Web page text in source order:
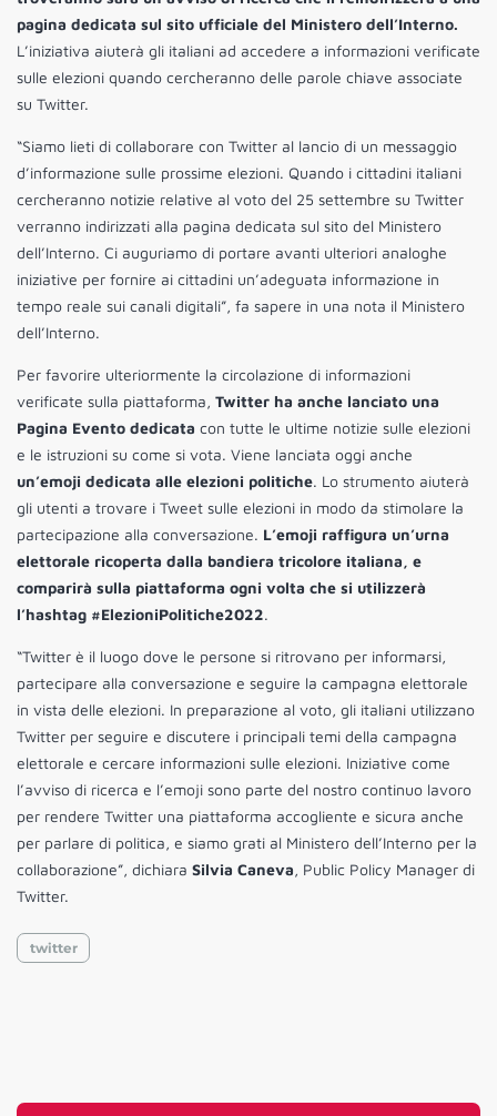
pagina dedicata sul sito ufficiale del Ministero dell’Interno.
L’iniziativa aiuterà gli italiani ad accedere a informazioni verificate
sulle elezioni quando cercheranno delle parole chiave associate
su Twitter.
“Siamo lieti di collaborare con Twitter al lancio di un messaggio
d’informazione sulle prossime elezioni. Quando i cittadini italiani
cercheranno notizie relative al voto del 25 settembre su Twitter
verranno indirizzati alla pagina dedicata sul sito del Ministero
dell’Interno. Ci auguriamo di portare avanti ulteriori analoghe
iniziative per fornire ai cittadini un’adeguata informazione in
tempo reale sui canali digitali”, fa sapere in una nota il Ministero
dell’Interno.
Per favorire ulteriormente la circolazione di informazioni
verificate sulla piattaforma, Twitter ha anche lanciato una
Pagina Evento dedicata con tutte le ultime notizie sulle elezioni
e le istruzioni su come si vota. Viene lanciata oggi anche
un’emoji dedicata alle elezioni politiche. Lo strumento aiuterà
gli utenti a trovare i Tweet sulle elezioni in modo da stimolare la
partecipazione alla conversazione. L’emoji raffigura un’urna
elettorale ricoperta dalla bandiera tricolore italiana, e
comparirà sulla piattaforma ogni volta che si utilizzerà
l’hashtag #ElezioniPolitiche2022.
“Twitter è il luogo dove le persone si ritrovano per informarsi,
partecipare alla conversazione e seguire la campagna elettorale
in vista delle elezioni. In preparazione al voto, gli italiani utilizzano
Twitter per seguire e discutere i principali temi della campagna
elettorale e cercare informazioni sulle elezioni. Iniziative come
l’avviso di ricerca e l’emoji sono parte del nostro continuo lavoro
per rendere Twitter una piattaforma accogliente e sicura anche
per parlare di politica, e siamo grati al Ministero dell’Interno per la
collaborazione”, dichiara Silvia Caneva, Public Policy Manager di
Twitter.
twitter